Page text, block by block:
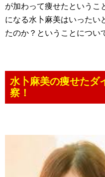
が加わって痩せたというこ
になる水卜麻美はいったい
たのか？ということについ
水卜麻美の痩せたダ
察！